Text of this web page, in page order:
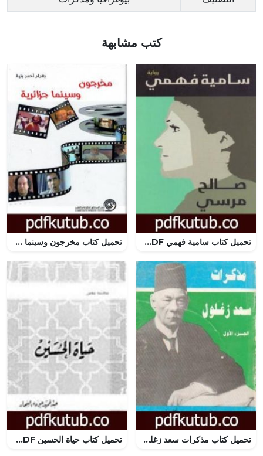
كتب مشابهة
تحميل كتاب سامية فهمي PDF تأليف صالح مرسي مجانا [كامل] تحميل كتاب مخرجون وسينما جزائرية PDF تأليف بغداد أحمد بلية مجانا [كامل]
تحميل كتاب مذكرات سعد زغلول – الجزء الأول PDF تأليف سعد زغلول مجانا [كامل] تحميل كتاب حياة الحسين PDF تأليف عبد الحميد جودة السحار مجانا [كامل]